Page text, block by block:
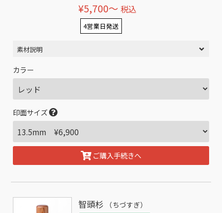
¥5,700〜 税込
4営業日発送
素材説明
カラー
印面サイズ
ご購入手続きへ
智頭杉 （ちづすぎ）